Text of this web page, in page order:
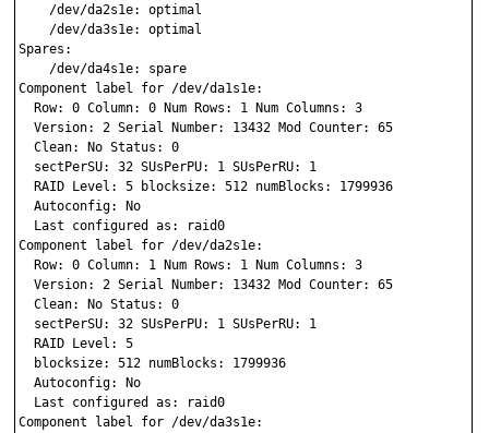
    /dev/da2s1e: optimal
    /dev/da3s1e: optimal
Spares:
    /dev/da4s1e: spare
Component label for /dev/da1s1e:
  Row: 0 Column: 0 Num Rows: 1 Num Columns: 3
  Version: 2 Serial Number: 13432 Mod Counter: 65
  Clean: No Status: 0
  sectPerSU: 32 SUsPerPU: 1 SUsPerRU: 1
  RAID Level: 5 blocksize: 512 numBlocks: 1799936
  Autoconfig: No
  Last configured as: raid0
Component label for /dev/da2s1e:
  Row: 0 Column: 1 Num Rows: 1 Num Columns: 3
  Version: 2 Serial Number: 13432 Mod Counter: 65
  Clean: No Status: 0
  sectPerSU: 32 SUsPerPU: 1 SUsPerRU: 1
  RAID Level: 5
  blocksize: 512 numBlocks: 1799936
  Autoconfig: No
  Last configured as: raid0
Component label for /dev/da3s1e: